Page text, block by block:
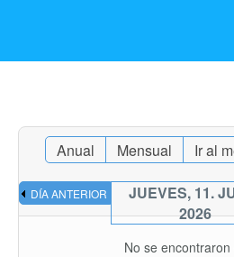
Anual Mensual Ir al
DÍA ANTERIOR
JUEVES, 11.
2026
No se